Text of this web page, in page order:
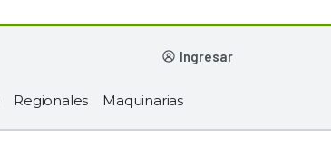
ingresar
Regionales Maquinarias